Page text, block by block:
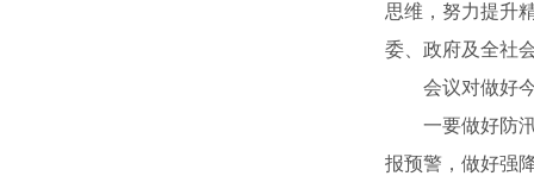
思维，努力提升
委、政府及全社
会议对做好今
一要做好防汛
报预警，做好强